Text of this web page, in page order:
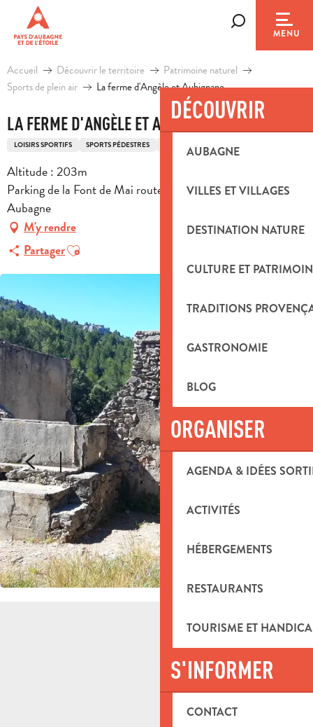
contenu
principal
MENU
DÉCOUVRIR
AUBAGNE
VILLES ET VILLAGES
DESTINATION NATURE
CULTURE ET
TRADITIONS
GASTRONOMIE
BLOG
ORGANISER
AGENDA & IDÉES
ACTIVITÉS
HÉBERGEMENTS
RESTAURANTS
TOURISME ET
S'INFORMER
CONTACT
Accueil Découvrir le territoire
Patrimoine naturel
Sports de plein air
La ferme d'Angèle et Aubignane
LA FERME D'ANGÈLE ET AUBIGNANE
LOISIRS SPORTIFS SPORTS PÉDESTRES ITINÉRAIRE DE RANDONNÉE PÉDESTRE
Altitude : 203m
Parking de la Font de Mai route d'Eoures d44, 13400
Aubagne
M'y rendre
PartagerAjouter aux favoris